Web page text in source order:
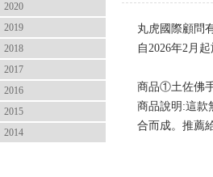
2020
2019
2018
2017
2016
2015
2014
丸虎國際顧問
自2026年2月
商品①土佐佛
商品說明:這款
合而成。推薦